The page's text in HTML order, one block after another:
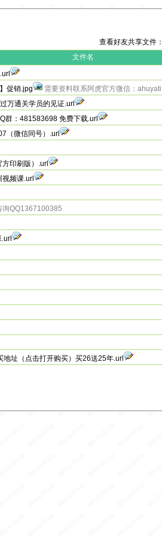
查看好友共享文件：
文件名
促销.jpg
需要资料联系阿虎官方微信：ahuyati
万通关学员的见证.url
群：481583698 免费下载.url
（微信同号）.url
印刷版）.url
频课.url
询QQ1367100385
址（点击打开购买）买26送25年.url